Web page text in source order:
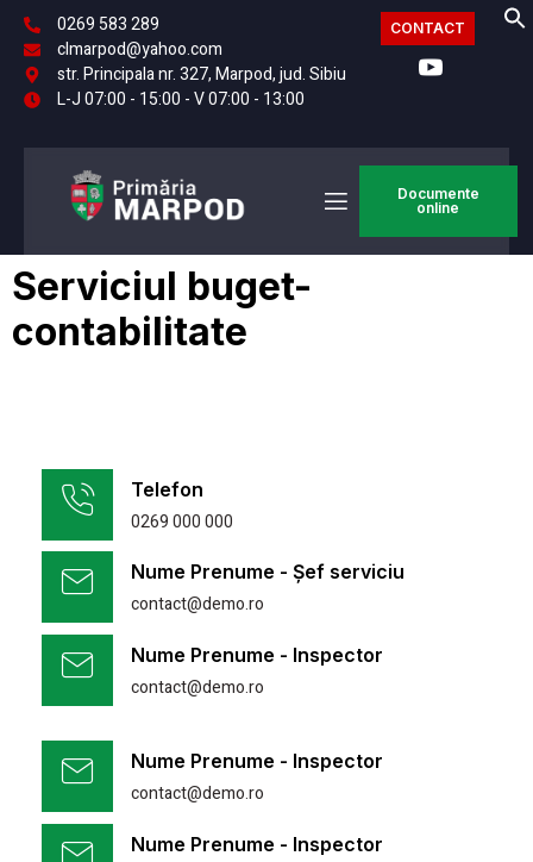
0269 583 289
clmarpod@yahoo.com
str. Principala nr. 327, Marpod, jud. Sibiu
L-J 07:00 - 15:00 - V 07:00 - 13:00
CONTACT
Documente
online
Serviciul buget-
contabilitate
Telefon
0269 000 000
Nume Prenume - Șef serviciu
contact@demo.ro
Nume Prenume - Inspector
contact@demo.ro
Nume Prenume - Inspector
contact@demo.ro
Nume Prenume - Inspector